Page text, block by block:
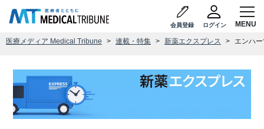
会員登録 ログイン
医療メディア Medical Tribune 連載・特集 新薬エクスプレス エンハ